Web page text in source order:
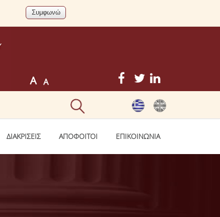
ΔΙΑΚΡΙΣΕΙΣ ΑΠΟΦΟΙΤΟΙ ΕΠΙΚΟΙΝΩΝΙΑ